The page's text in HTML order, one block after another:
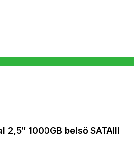
2,5″ 1000GB belső SATAIII